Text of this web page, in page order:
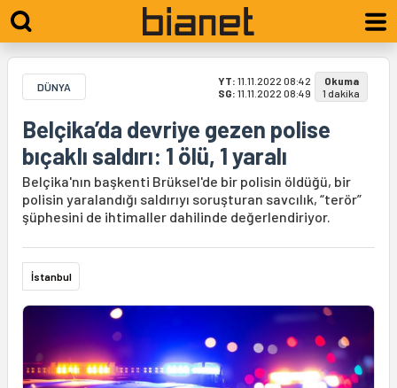
DÜNYA YT: 11.11.2022 08:42
SG: 11.11.2022 08:49
Okuma
1 dakika
Belçika’da devriye gezen polise
bıçaklı saldırı: 1 ölü, 1 yaralı
Belçika'nın başkenti Brüksel'de bir polisin öldüğü, bir
polisin yaralandığı saldırıyı soruşturan savcılık, “terör”
şüphesini de ihtimaller dahilinde değerlendiriyor.
İstanbul